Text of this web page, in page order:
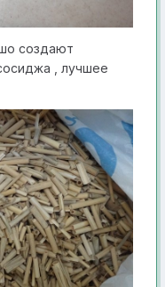
создают
, лучшее